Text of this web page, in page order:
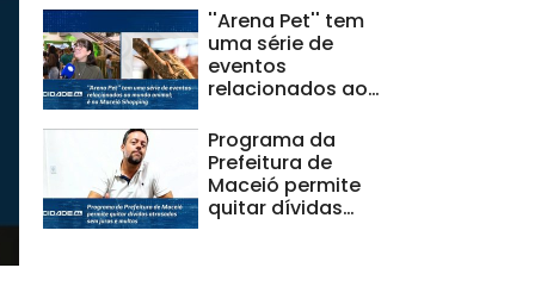
veículos |
#CidadeAL
''Arena Pet'' tem
uma série de
eventos
relacionados ao
Maceió Shopping
Programa da
Prefeitura de
Maceió permite
quitar dívidas